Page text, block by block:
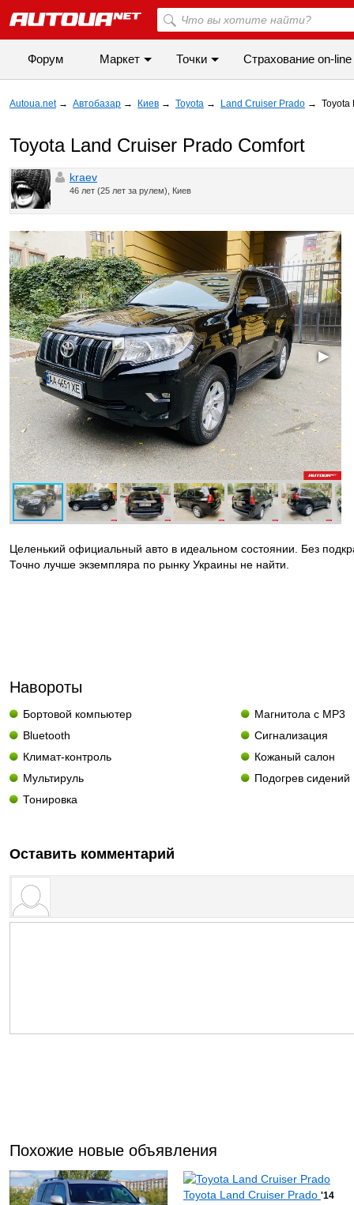
Форум Маркет Точки Cтрахование on-line
Autoua.net → Автобазар → Киев → Toyota → Land Cruiser Prado → Toyota
Toyota Land Cruiser Prado Comfort
kraev
46 лет (25 лет за рулем), Киев
◀ ▶
Целенький официальный авто в идеальном состоянии. Без
Точно лучше экземпляра по рынку Украины не найти.
Навороты
Бортовой компьютер
Магнитола с MP3
Bluetooth
Сигнализация
Климат-контроль
Кожаный салон
Мультируль
Подогрев сидений
Тонировка
Оставить комментарий
Похожие новые объявления
Toyota Land Cruiser Prado '14